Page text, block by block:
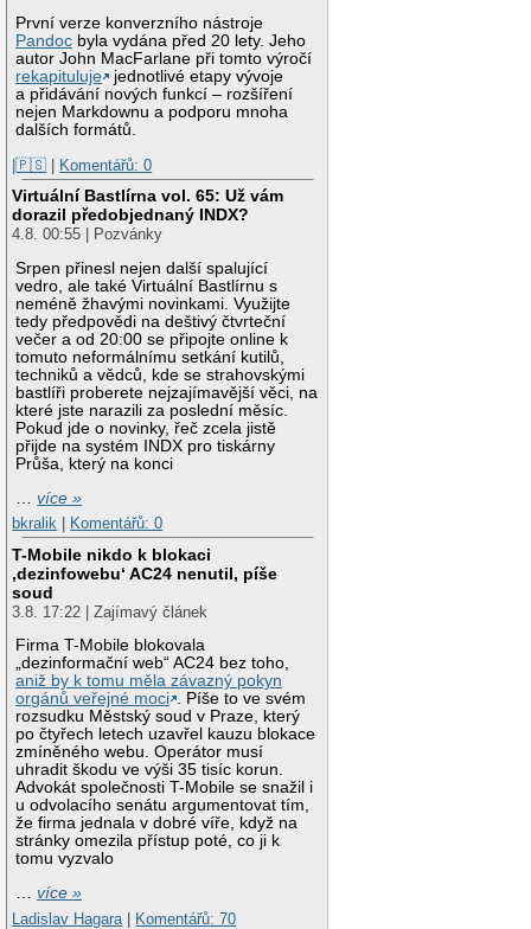
První verze konverzního nástroje
Pandoc byla vydána před 20 lety. Jeho
autor John MacFarlane při tomto výročí
rekapituluje
jednotlivé etapy vývoje
a přidávání nových funkcí – rozšíření
nejen Markdownu a podporu mnoha
dalších formátů.
|🇵🇸 | Komentářů: 0
Virtuální Bastlírna vol. 65: Už vám
dorazil předobjednaný INDX?
4.8. 00:55 | Pozvánky
Srpen přinesl nejen další spalující
vedro, ale také Virtuální Bastlírnu s
neméně žhavými novinkami. Využijte
tedy předpovědi na deštivý čtvrteční
večer a od 20:00 se připojte online k
tomuto neformálnímu setkání kutilů,
techniků a vědců, kde se strahovskými
bastlíři proberete nejzajímavější věci, na
které jste narazili za poslední měsíc.
Pokud jde o novinky, řeč zcela jistě
přijde na systém INDX pro tiskárny
Průša, který na konci
…více »
bkralik
Komentářů: 0
T-Mobile nikdo k blokaci
‚dezinfowebu‘ AC24 nenutil, píše
soud
3.8. 17:22 | Zajímavý článek
Firma T-Mobile blokovala
„dezinformační web“ AC24 bez toho,
aniž by k tomu měla závazný pokyn
orgánů veřejné moci . Píše to ve svém
rozsudku Městský soud v Praze, který
po čtyřech letech uzavřel kauzu blokace
zmíněného webu. Operátor musí
uhradit škodu ve výši 35 tisíc korun.
Advokát společnosti T-Mobile se snažil i
u odvolacího senátu argumentovat tím,
že firma jednala v dobré víře, když na
stránky omezila přístup poté, co ji k
tomu vyzvalo
…více »
Ladislav Hagara | Komentářů: 70